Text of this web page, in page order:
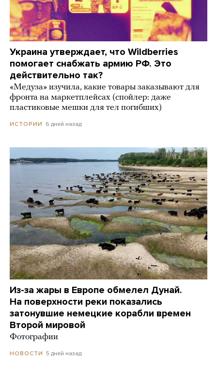
Украина утверждает, что Wildberries
помогает снабжать армию РФ. Это
действительно так?
«Медуза» изучила, какие товары заказывают для
фронта на маркетплейсах (спойлер: даже
пластиковые мешки для тел погибших)
ИСТОРИИ 6 дней назад
Из-за жары в Европе обмелел Дунай.
На поверхности реки показались
затонувшие немецкие корабли времен
Второй мировой
Фотографии
НОВОСТИ 5 дней назад